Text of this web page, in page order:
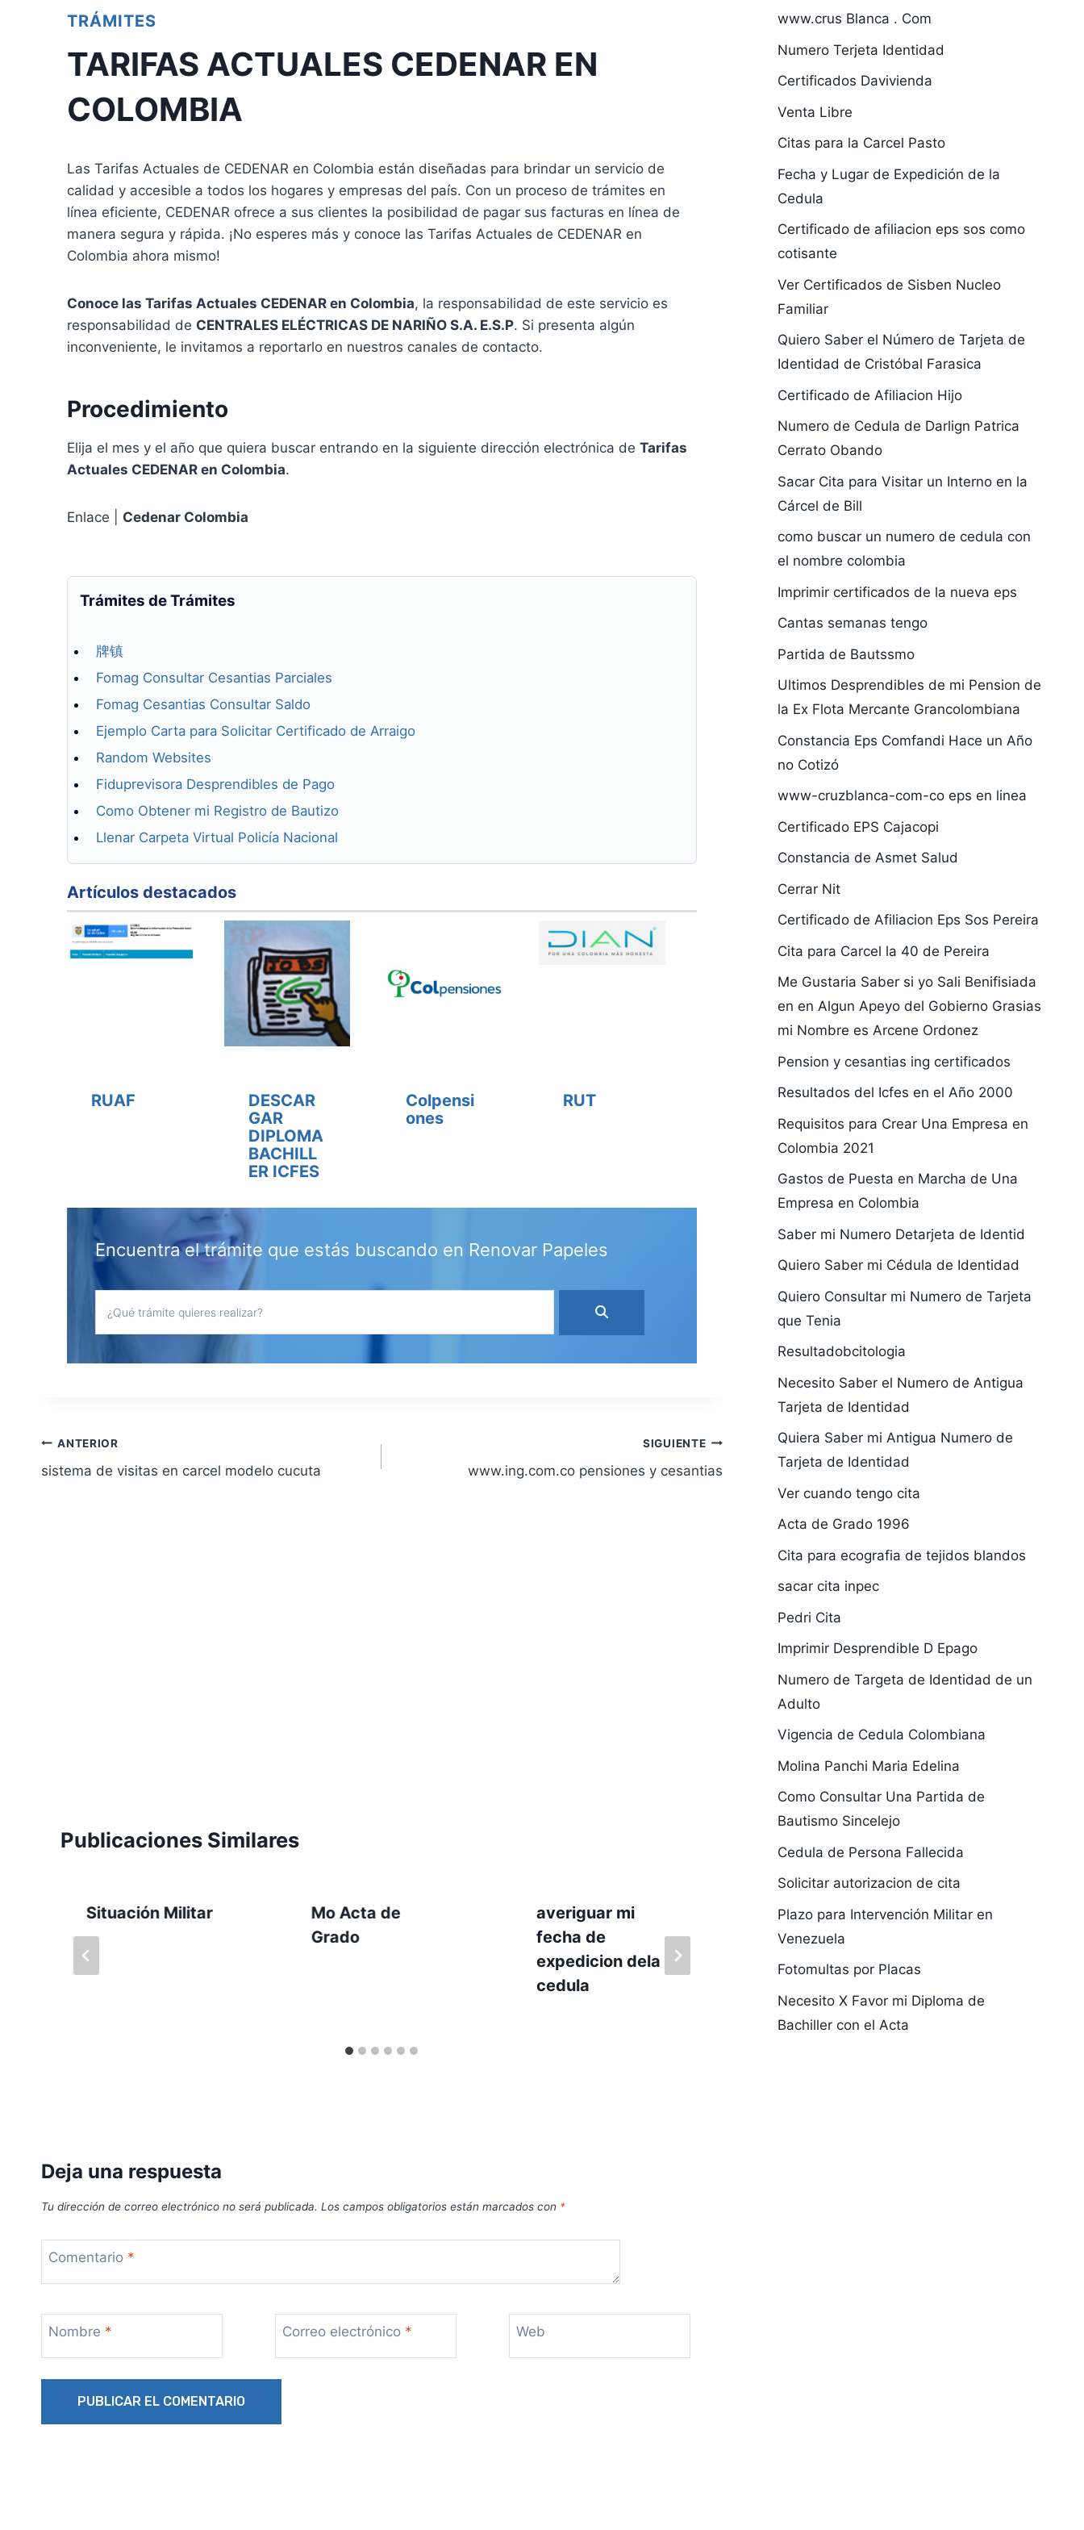
TRÁMITES
TARIFAS ACTUALES CEDENAR EN
COLOMBIA
Las Tarifas Actuales de CEDENAR en Colombia están diseñadas para brindar un servicio de
calidad y accesible a todos los hogares y empresas del país. Con un proceso de trámites en
línea eficiente, CEDENAR ofrece a sus clientes la posibilidad de pagar sus facturas en línea de
manera segura y rápida. ¡No esperes más y conoce las Tarifas Actuales de CEDENAR en
Colombia ahora mismo!
Conoce las Tarifas Actuales CEDENAR en Colombia, la responsabilidad de este servicio es
responsabilidad de CENTRALES ELÉCTRICAS DE NARIÑO S.A. E.S.P. Si presenta algún
inconveniente, le invitamos a reportarlo en nuestros canales de contacto.
Procedimiento
Elija el mes y el año que quiera buscar entrando en la siguiente dirección electrónica de Tarifas
Actuales CEDENAR en Colombia.
Enlace | Cedenar Colombia
Trámites de Trámites
牌镇
Fomag Consultar Cesantias Parciales
Fomag Cesantias Consultar Saldo
Ejemplo Carta para Solicitar Certificado de Arraigo
Random Websites
Fiduprevisora Desprendibles de Pago
Como Obtener mi Registro de Bautizo
Llenar Carpeta Virtual Policía Nacional
Artículos destacados
RUAF
DESCAR
GAR
DIPLOMA
BACHILL
ER ICFES
Colpensi
ones
RUT
Encuentra el trámite que estás buscando en Renovar Papeles
Navegación
de
ANTERIOR
sistema de visitas en carcel modelo cucuta
SIGUIENTE
www.ing.com.co pensiones y cesantias
Publicaciones Similares
Situación Militar
Mo Acta de
Grado
averiguar mi
fecha de
expedicion dela
cedula
Para Saber Cuál
es la Fecha de
Expedición de
Resultados
Deja una respuesta
Tu dirección de correo electrónico no será publicada. Los campos obligatorios están marcados con *
Comentario *
Nombre * Correo electrónico * Web
www.crus Blanca . Com
Numero Terjeta Identidad
Certificados Davivienda
Venta Libre
Citas para la Carcel Pasto
Fecha y Lugar de Expedición de la
Cedula
Certificado de afiliacion eps sos como
cotisante
Ver Certificados de Sisben Nucleo
Familiar
Quiero Saber el Número de Tarjeta de
Identidad de Cristóbal Farasica
Certificado de Afiliacion Hijo
Numero de Cedula de Darlign Patrica
Cerrato Obando
Sacar Cita para Visitar un Interno en la
Cárcel de Bill
como buscar un numero de cedula con
el nombre colombia
Imprimir certificados de la nueva eps
Cantas semanas tengo
Partida de Bautssmo
Ultimos Desprendibles de mi Pension de
la Ex Flota Mercante Grancolombiana
Constancia Eps Comfandi Hace un Año
no Cotizó
www-cruzblanca-com-co eps en linea
Certificado EPS Cajacopi
Constancia de Asmet Salud
Cerrar Nit
Certificado de Afiliacion Eps Sos Pereira
Cita para Carcel la 40 de Pereira
Me Gustaria Saber si yo Sali Benifisiada
en en Algun Apeyo del Gobierno Grasias
mi Nombre es Arcene Ordonez
Pension y cesantias ing certificados
Resultados del Icfes en el Año 2000
Requisitos para Crear Una Empresa en
Colombia 2021
Gastos de Puesta en Marcha de Una
Empresa en Colombia
Saber mi Numero Detarjeta de Identid
Quiero Saber mi Cédula de Identidad
Quiero Consultar mi Numero de Tarjeta
que Tenia
Resultadobcitologia
Necesito Saber el Numero de Antigua
Tarjeta de Identidad
Quiera Saber mi Antigua Numero de
Tarjeta de Identidad
Ver cuando tengo cita
Acta de Grado 1996
Cita para ecografia de tejidos blandos
sacar cita inpec
Pedri Cita
Imprimir Desprendible D Epago
Numero de Targeta de Identidad de un
Adulto
Vigencia de Cedula Colombiana
Molina Panchi Maria Edelina
Como Consultar Una Partida de
Bautismo Sincelejo
Cedula de Persona Fallecida
Solicitar autorizacion de cita
Plazo para Intervención Militar en
Venezuela
Fotomultas por Placas
Necesito X Favor mi Diploma de
Bachiller con el Acta